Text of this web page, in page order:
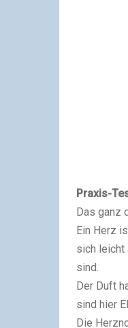
Praxis-
Das ganz
Ein Herz
sich leicht
sind.
Der Duft
sind hier
Die